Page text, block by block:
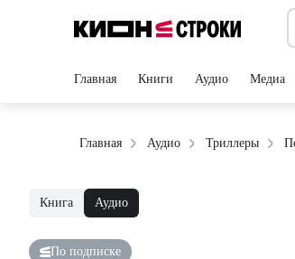
Главная Книги Аудио Медиа
Главная Аудио Триллеры
Книга Аудио
По подписке